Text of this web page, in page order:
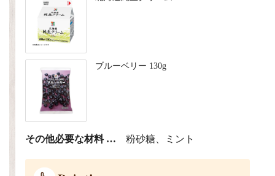
ブルーベリー 130g
その他必要な材料 … 粉砂糖、ミント